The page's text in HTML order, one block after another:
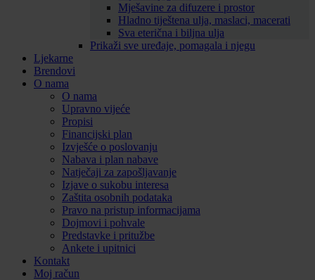
Mješavine za difuzere i prostor
Hladno tiještena ulja, maslaci, macerati
Sva eterična i biljna ulja
Prikaži sve uređaje, pomagala i njegu
Ljekarne
Brendovi
O nama
O nama
Upravno vijeće
Propisi
Financijski plan
Izvješće o poslovanju
Nabava i plan nabave
Natječaji za zapošljavanje
Izjave o sukobu interesa
Zaštita osobnih podataka
Pravo na pristup informacijama
Dojmovi i pohvale
Predstavke i pritužbe
Ankete i upitnici
Kontakt
Moj račun